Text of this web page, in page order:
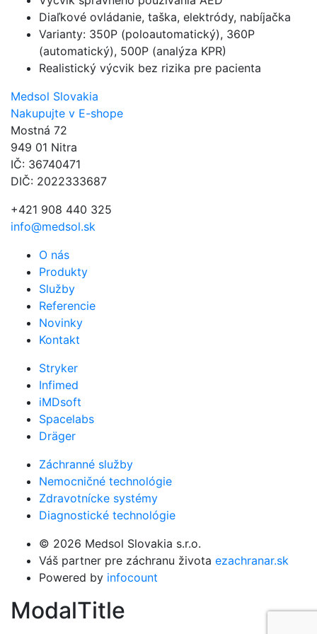
Diaľkové ovládanie, taška, elektródy, nabíjačka
Varianty: 350P (poloautomatický), 360P
(automatický), 500P (analýza KPR)
Realistický výcvik bez rizika pre pacienta
Medsol Slovakia
Nakupujte v E-shope
Mostná 72
949 01 Nitra
IČ: 36740471
DIČ: 2022333687
+421 908 440 325
info@medsol.sk
O nás
Produkty
Služby
Referencie
Novinky
Kontakt
Stryker
Infimed
iMDsoft
Spacelabs
Dräger
Záchranné služby
Nemocničné technológie
Zdravotnícke systémy
Diagnostické technológie
© 2026 Medsol Slovakia s.r.o.
Váš partner pre záchranu života ezachranar.sk
Powered by infocount
ModalTitle